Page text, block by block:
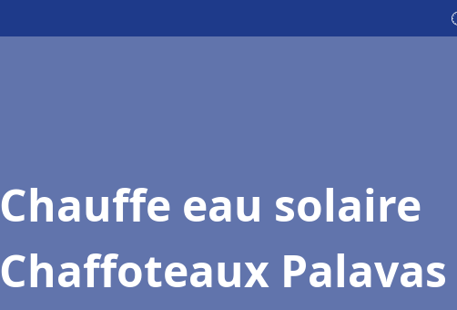
Chauffe eau solaire
Chaffoteaux Palavas